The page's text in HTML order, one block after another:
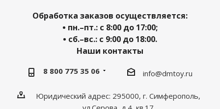
Обработка заказов осуществляется:
• пн.–пт.: с 8:00 до 17:00;
• сб.–вс.: с 9:00 до 18:00.
Наши контакты
8 800 775 35 06 info@dmtoy.ru
Юридический адрес: 295000, г. Симферополь,